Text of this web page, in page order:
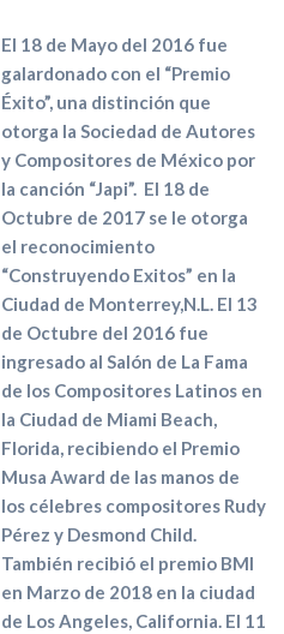
El 18 de Mayo del 2016 fue
galardonado con el “Premio
Éxito”, una distinción que
otorga la Sociedad de Autores
y Compositores de México por
la canción “Japi”. El 18 de
Octubre de 2017 se le otorga
el reconocimiento
“Construyendo Exitos” en la
Ciudad de Monterrey,N.L. El 13
de Octubre del 2016 fue
ingresado al Salón de La Fama
de los Compositores Latinos en
la Ciudad de Miami Beach,
Florida, recibiendo el Premio
Musa Award de las manos de
los célebres compositores Rudy
Pérez y Desmond Child.
También recibió el premio BMI
en Marzo de 2018 en la ciudad
de Los Angeles, California. El 11